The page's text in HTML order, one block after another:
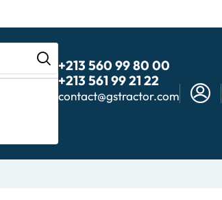
+213 560 99 80 00
+213 561 99 21 22
contact@gstractor.com